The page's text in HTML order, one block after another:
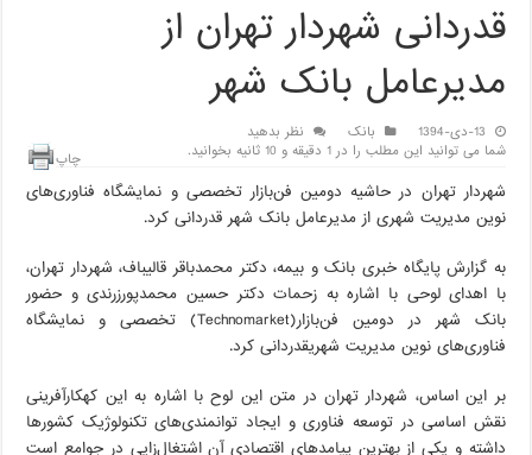
قدردانی شهردار تهران از
مدیرعامل بانک شهر
13-دی-1394 بانک
نظر بدهید
شما می توانید این مطلب را در 1 دقیقه و 10 ثانیه بخوانید.
چاپ
شهردار تهران در حاشیه دومین فن‌بازار تخصصی و نمایشگاه فناوری‌های
نوین مدیریت شهری از مدیرعامل بانک شهر قدردانی کرد.
به گزارش پایگاه خبری بانک و بیمه، دکتر محمدباقر قالیباف، شهردار تهران،
با اهدای لوحی با اشاره به زحمات دکتر حسین محمدپورزرندی و حضور
بانک شهر در دومین فن‌بازار(Technomarket) تخصصی و نمایشگاه
فناوری‌های نوین مدیریت شهریقدردانی کرد.
بر این اساس، شهردار تهران در متن این لوح با اشاره به این ‌کهکارآفرینی
نقش اساسی در توسعه فناوری و ایجاد توانمندی‌های تکنولوژیک کشورها
داشته و یکی از بهترین پیامدهای اقتصادی آن اشتغال‌زایی در جوامع است